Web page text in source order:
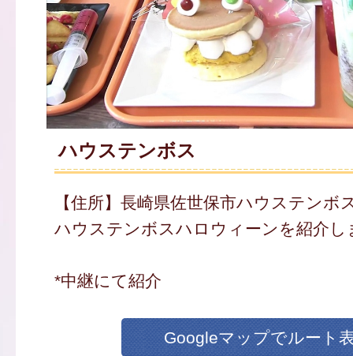
ハウステンボス
【住所】長崎県佐世保市ハウステンボ
ハウステンボスハロウィーンを紹介し
*中継にて紹介
Googleマップでルート